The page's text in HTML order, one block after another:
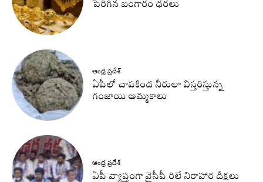
పెరిగిన బంగారం ధరలు
ఆంధ్ర ప్రదేశ్
ఏపీలో చాపకింద నీరులా విస్తరిస్తున్న
గంజాయి అమ్మకాలు
ఆంధ్ర ప్రదేశ్
ఏపీ వ్యాప్తంగా వైసీపీ రిలే నిరాహార దీక్షలు